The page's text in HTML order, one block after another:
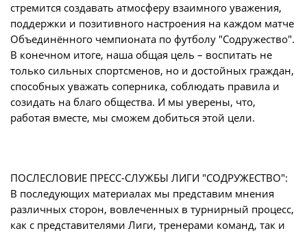
стремится создавать атмосферу взаимного уважения,
поддержки и позитивного настроения на каждом матче
Объединённого чемпионата по футболу "Содружество".
В конечном итоге, наша общая цель – воспитать не
только сильных спортсменов, но и достойных граждан,
способных уважать соперника, соблюдать правила и
созидать на благо общества. И мы уверены, что,
работая вместе, мы сможем добиться этой цели.
ПОСЛЕСЛОВИЕ ПРЕСС-СЛУЖБЫ ЛИГИ "СОДРУЖЕСТВО":
В последующих материалах мы представим мнения
различных сторон, вовлеченных в турнирный процесс,
как с представителями Лиги, тренерами команд, так и